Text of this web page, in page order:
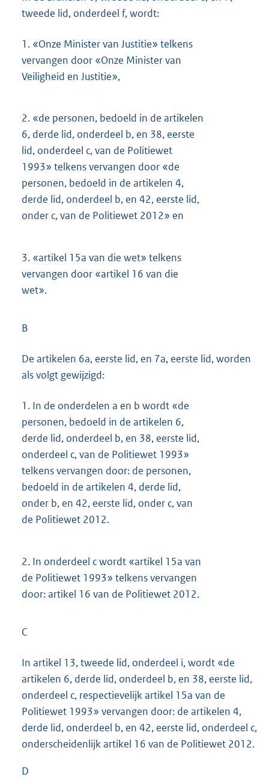
tweede lid, onderdeel f, wordt:
1. «Onze Minister van Justitie» telkens
vervangen door «Onze Minister van
Veiligheid en Justitie»,
2. «de personen, bedoeld in de artikelen
6, derde lid, onderdeel b, en 38, eerste
lid, onderdeel c, van de Politiewet
1993» telkens vervangen door «de
personen, bedoeld in de artikelen 4,
derde lid, onderdeel b, en 42, eerste lid,
onder c, van de Politiewet 2012» en
3. «artikel 15a van die wet» telkens
vervangen door «artikel 16 van die
wet».
B
De artikelen 6a, eerste lid, en 7a, eerste lid, worden
als volgt gewijzigd:
1. In de onderdelen a en b wordt «de
personen, bedoeld in de artikelen 6,
derde lid, onderdeel b, en 38, eerste lid,
onderdeel c, van de Politiewet 1993»
telkens vervangen door: de personen,
bedoeld in de artikelen 4, derde lid,
onder b, en 42, eerste lid, onder c, van
de Politiewet 2012.
2. In onderdeel c wordt «artikel 15a van
de Politiewet 1993» telkens vervangen
door: artikel 16 van de Politiewet 2012.
C
In artikel 13, tweede lid, onderdeel i, wordt «de
artikelen 6, derde lid, onderdeel b, en 38, eerste lid,
onderdeel c, respectievelijk artikel 15a van de
Politiewet 1993» vervangen door: de artikelen 4,
derde lid, onderdeel b, en 42, eerste lid, onderdeel c,
onderscheidenlijk artikel 16 van de Politiewet 2012.
D